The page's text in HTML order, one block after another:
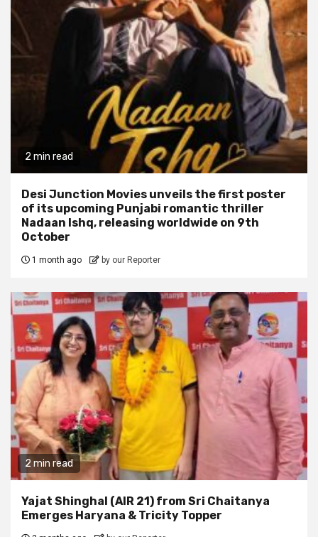
2 min read
Desi Junction Movies unveils the first poster
of its upcoming Punjabi romantic thriller
Nadaan Ishq, releasing worldwide on 9th
October
1 month ago by our Reporter
2 min read
Yajat Shinghal (AIR 21) from Sri Chaitanya
Emerges Haryana & Tricity Topper